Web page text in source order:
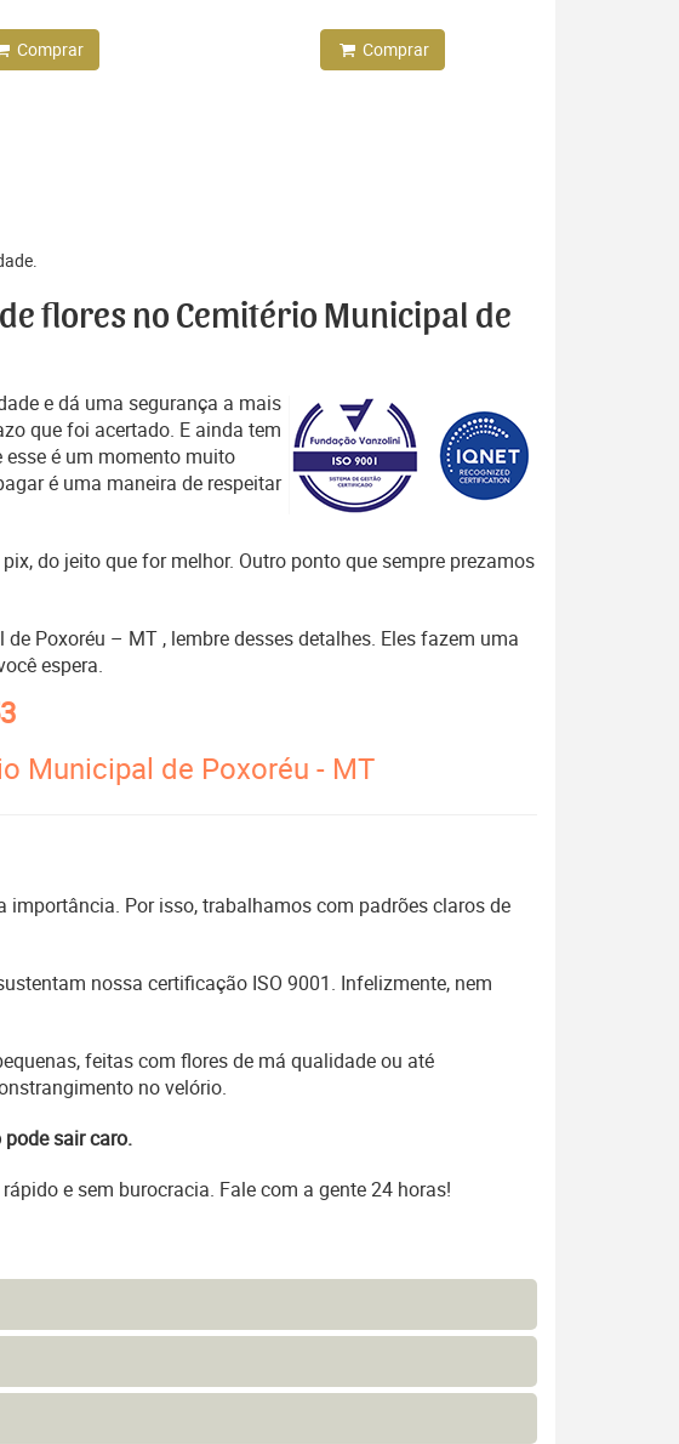
Comprar Comprar
flores no Cemitério Municipal de
e dá uma segurança a mais
que foi acertado. E ainda tem
esse é um momento muito
é uma maneira de respeitar
do jeito que for melhor. Outro ponto que sempre prezamos
Poxoréu – MT , lembre desses detalhes. Eles fazem uma
espera.
Municipal de Poxoréu - MT
importância. Por isso, trabalhamos com padrões claros de
nossa certificação ISO 9001. Infelizmente, nem
feitas com flores de má qualidade ou até
no velório.
sair caro.
rápido e sem burocracia. Fale com a gente 24 horas!